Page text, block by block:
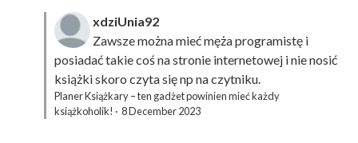
xdziUnia92
Zawsze można mieć męża programistę i
posiadać takie coś na stronie internetowej i nie nosić
książki skoro czyta się np na czytniku.
Planer Książkary – ten gadżet powinien mieć każdy
książkoholik! · 8 December 2023